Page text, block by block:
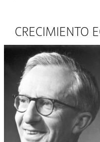
CRECIMIENTO